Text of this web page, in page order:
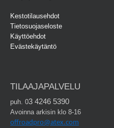
Kestotilausehdot
Tietosuojaseloste
Käyttöehdot
Evästekäytäntö
TILAAJAPALVELU
puh. 03 4246 5390
Avoinna arkisin klo 8-16
offroadpro@atex.com